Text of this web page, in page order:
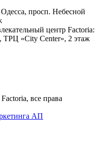
просп. Небесной
центр Factoria:
ТРЦ «City Center», 2 этаж
все права